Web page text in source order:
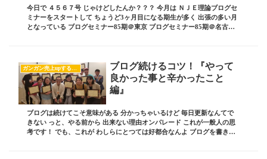
今日で ４５６７号 じゃけどしたんか？？？ 今月は ＮＪＥ理論ブログセ
ミナーをスタートして ちょうど3ヶ月目になる期生が多く 出張の多い月
となっている ブログセミナー85期＠東京 ブログセミナー85期＠名古屋
ガンガン売上upするブログの書き方
ブログ続けるコツ！『やって
良かった事と辛かったこと
編』
ブログは続けてこそ意味がある 分かっちゃいるけど 毎日更新なんてで
きない っと、やる前から 出来ない理由オンパレード これが一般人の思
考です！ でも、これが わしらにとつては好都合なんよ ブログを書き始